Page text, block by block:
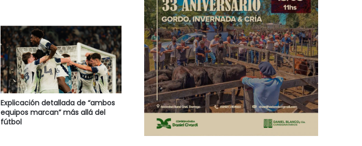
Explicación detallada de “ambos
equipos marcan” más allá del
fútbol